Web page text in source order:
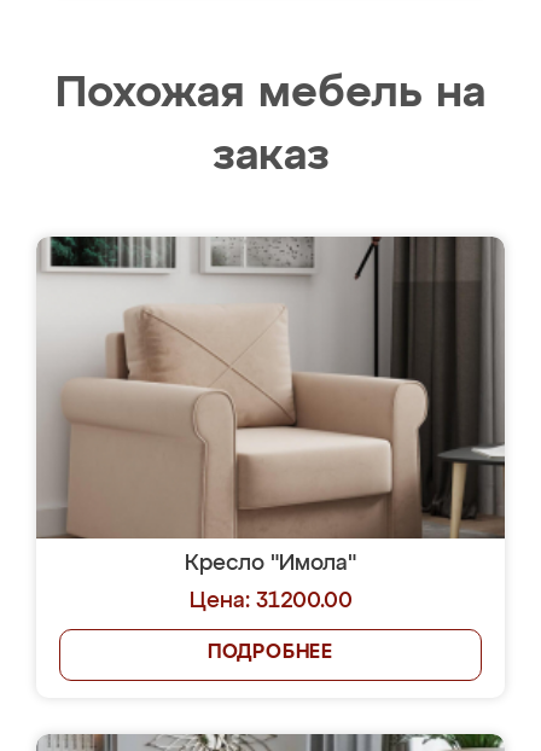
Похожая мебель на
заказ
Кресло "Имола"
Цена: 31200.00
ПОДРОБНЕЕ